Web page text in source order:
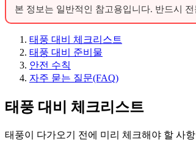
본 정보는 일반적인 참고용입니다. 반드시
태풍 대비 체크리스트
태풍 대비 준비물
안전 수칙
자주 묻는 질문(FAQ)
태풍 대비 체크리스트
태풍이 다가오기 전에 미리 체크해야 할 사